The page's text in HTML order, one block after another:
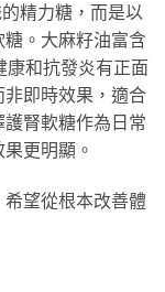
精力糖，而是以
。大麻籽油富含
康和抗發炎有正面
即時效果，適合
腎軟糖作為日常
更明顯。
望從根本改善體